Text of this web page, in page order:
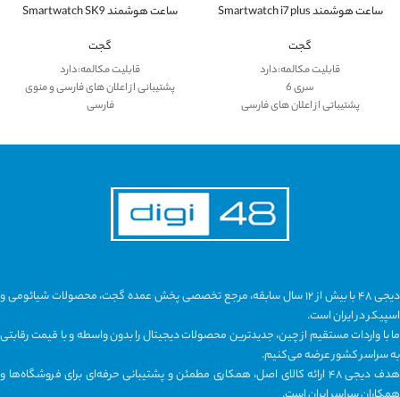
ساعت هوشمند Smartwatch i7 plus
گجت
قابلیت مکالمه:دارد
سری 6
پشتیباتی از اعلان های فارسی
سایز 44mm
نوع کاربری: رسمی روزمره ورزشی
حسگرها:ضربان قلب,کیفیت
خواب,اکسیژن خون و ...
ساعت هوشمند Smartwatch SK9
گجت
قابلیت مکالمه:دارد
پشتیبانی از اعلان های فارسی و منوی
فارسی
سایز 41mm
یادآوری کم تحرکی
صفحه نمایش لمسی: بله
صفحه نمایش فول اسکرین
جنس بدنه: استیل ضد حساسیت
حسگرها:ضربان قلب,کیفیت
دیجی ۴۸ با بیش از ۱۲ سال سابقه، مرجع تخصصی پخش عمده گجت، محصولات شیائومی و
اسپیکر در ایران است.
ما با واردات مستقیم از چین، جدیدترین محصولات دیجیتال را بدون واسطه و با قیمت رقابتی
به سراسر کشور عرضه می‌کنیم.
هدف دیجی ۴۸ ارائه کالای اصل، همکاری مطمئن و پشتیبانی حرفه‌ای برای فروشگاه‌ها و